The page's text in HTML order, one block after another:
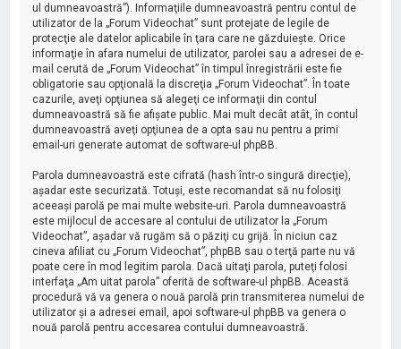
ul dumneavoastră”). Informaţiile dumneavoastră pentru contul de
utilizator de la „Forum Videochat” sunt protejate de legile de
protecţie ale datelor aplicabile în ţara care ne găzduieşte. Orice
informaţie în afara numelui de utilizator, parolei sau a adresei de e-
mail cerută de „Forum Videochat” în timpul înregistrării este fie
obligatorie sau opţională la discreţia „Forum Videochat”. În toate
cazurile, aveţi opţiunea să alegeţi ce informaţii din contul
dumneavoastră să fie afişate public. Mai mult decât atât, în contul
dumneavoastră aveţi opţiunea de a opta sau nu pentru a primi
email-uri generate automat de software-ul phpBB.
Parola dumneavoastră este cifrată (hash într-o singură direcţie),
aşadar este securizată. Totuşi, este recomandat să nu folosiţi
aceeaşi parolă pe mai multe website-uri. Parola dumneavoastră
este mijlocul de accesare al contului de utilizator la „Forum
Videochat”, aşadar vă rugăm să o păziţi cu grijă. În niciun caz
cineva afiliat cu „Forum Videochat”, phpBB sau o terţă parte nu vă
poate cere în mod legitim parola. Dacă uitaţi parola, puteţi folosi
interfaţa „Am uitat parola” oferită de software-ul phpBB. Această
procedură vă va genera o nouă parolă prin transmiterea numelui de
utilizator şi a adresei email, apoi software-ul phpBB va genera o
nouă parolă pentru accesarea contului dumneavoastră.